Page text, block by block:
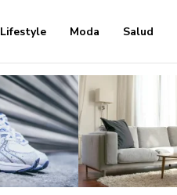
Lifestyle Moda Salud